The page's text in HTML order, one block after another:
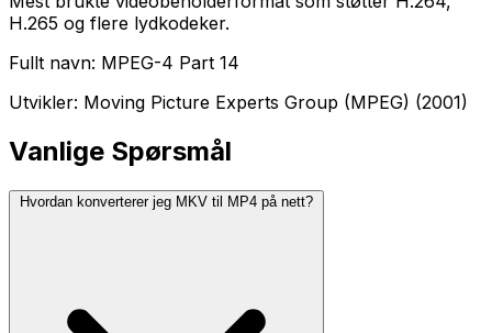
H.265 og flere lydkodeker.
Fullt navn: MPEG-4 Part 14
Utvikler: Moving Picture Experts Group (MPEG) (2001)
Vanlige Spørsmål
Hvordan konverterer jeg MKV til MP4 på nett?